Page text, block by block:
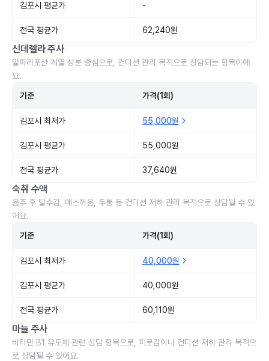
김포시 평균가 -
전국 평균가 62,240원
신데렐라 주사
알파리포산 계열 성분 중심으로, 컨디션 관리 목적으로 상담되는 항목이에
요.
기준 가격(1회)
김포시 최저가 55,000원
김포시 평균가 55,000원
전국 평균가 37,640원
숙취 수액
음주 후 탈수감, 메스꺼움, 두통 등 컨디션 저하 관리 목적으로 상담될 수 있
어요.
기준 가격(1회)
김포시 최저가 40,000원
김포시 평균가 40,000원
전국 평균가 60,110원
마늘 주사
비타민 B1 유도체 관련 상담 항목으로, 피로감이나 컨디션 저하 관리 목적으
로 상담될 수 있어요.